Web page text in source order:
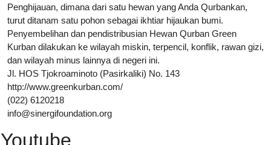
Penghijauan, dimana dari satu hewan yang Anda Qurbankan,
turut ditanam satu pohon sebagai ikhtiar hijaukan bumi.
Penyembelihan dan pendistribusian Hewan Qurban Green
Kurban dilakukan ke wilayah miskin, terpencil, konflik, rawan gizi,
dan wilayah minus lainnya di negeri ini.
Jl. HOS Tjokroaminoto (Pasirkaliki) No. 143
http://www.greenkurban.com/
(022) 6120218
info@sinergifoundation.org
Youtube